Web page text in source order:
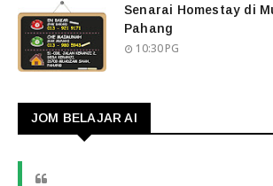
Senarai Homestay di
Pahang
10:30 PG
JOM BELAJAR AI